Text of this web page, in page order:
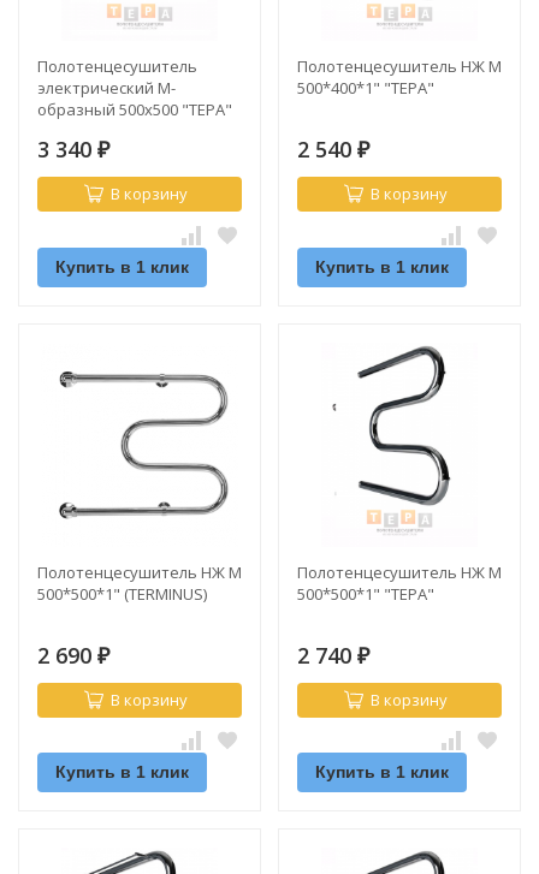
Полотенцесушитель
электрический М-
образный 500х500 "ТЕРА"
3 340 ₽
В корзину
Купить в 1 клик
Полотенцесушитель НЖ М
500*400*1" "ТЕРА"
2 540 ₽
В корзину
Купить в 1 клик
Полотенцесушитель НЖ М
500*500*1" (TERMINUS)
2 690 ₽
В корзину
Купить в 1 клик
Полотенцесушитель НЖ М
500*500*1" "ТЕРА"
2 740 ₽
В корзину
Купить в 1 клик